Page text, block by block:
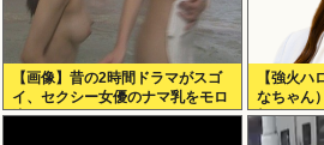
【画像】昔の2時間ドラマがスゴ
イ、セクシー女優のナマ乳をモロ
流し
【強火
なちゃん
撃結婚！